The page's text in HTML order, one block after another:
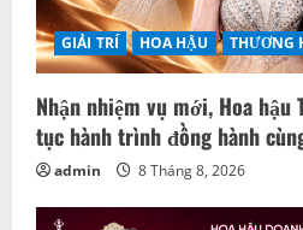
GIẢI TRÍ HOA HẬU THƯƠNG
Nhận nhiệm vụ mới, Hoa
tục hành trình đồng hành
admin 8 Tháng 8, 2026